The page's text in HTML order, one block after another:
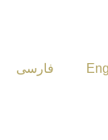
فارسی